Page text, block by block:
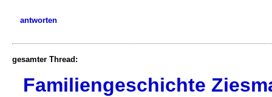
antworten
gesamter Thread:
Familiengeschichte